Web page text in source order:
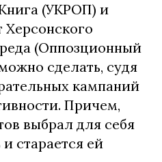
(УКРОП) и
(Оппозционный
сделать, судя
кампаний
Причем,
выбрал для себя
старается ей